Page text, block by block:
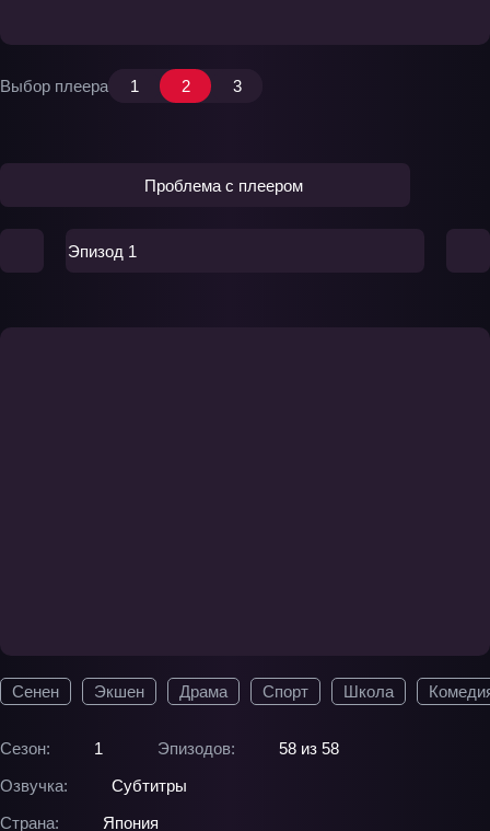
Сенен Экшен Драма Спорт Школа
Сезон: 1 Эпизодов:
58 из 58
Озвучка:
Субтитры
Страна:
Япония
Выбор плеера 1 2 3
Проблема с плеером
Эпизод 1